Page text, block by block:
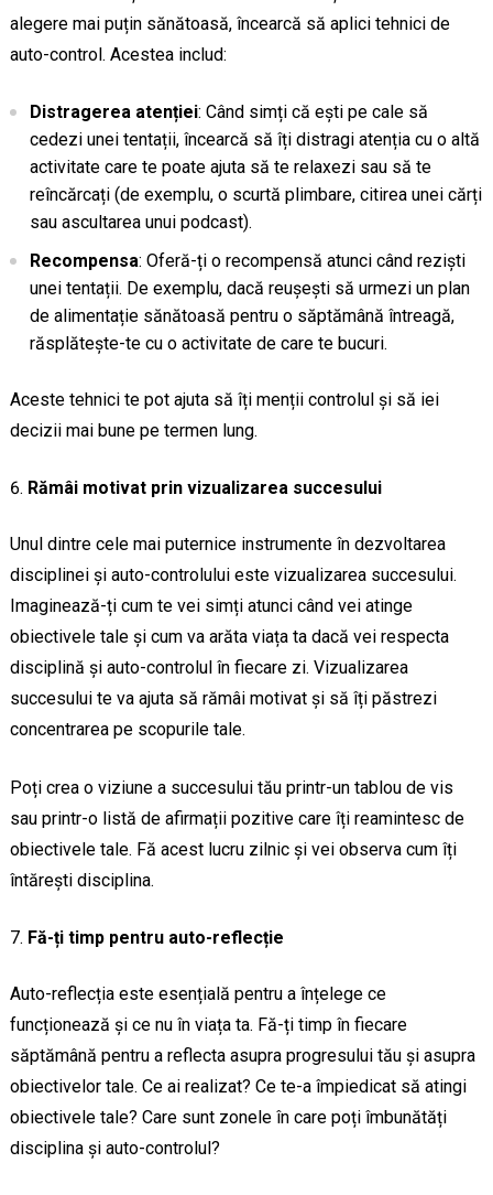
alegere mai puțin sănătoasă, încearcă să aplici tehnici de
auto-control. Acestea includ:
Distragerea atenției: Când simți că ești pe cale să
cedezi unei tentații, încearcă să îți distragi atenția cu o altă
activitate care te poate ajuta să te relaxezi sau să te
reîncărcați (de exemplu, o scurtă plimbare, citirea unei cărți
sau ascultarea unui podcast).
Recompensa: Oferă-ți o recompensă atunci când reziști
unei tentații. De exemplu, dacă reușești să urmezi un plan
de alimentație sănătoasă pentru o săptămână întreagă,
răsplătește-te cu o activitate de care te bucuri.
Aceste tehnici te pot ajuta să îți menții controlul și să iei
decizii mai bune pe termen lung.
Rămâi motivat prin vizualizarea succesului
Unul dintre cele mai puternice instrumente în dezvoltarea
disciplinei și auto-controlului este vizualizarea succesului.
Imaginează-ți cum te vei simți atunci când vei atinge
obiectivele tale și cum va arăta viața ta dacă vei respecta
disciplină și auto-controlul în fiecare zi. Vizualizarea
succesului te va ajuta să rămâi motivat și să îți păstrezi
concentrarea pe scopurile tale.
Poți crea o viziune a succesului tău printr-un tablou de vis
sau printr-o listă de afirmații pozitive care îți reamintesc de
obiectivele tale. Fă acest lucru zilnic și vei observa cum îți
întărești disciplina.
Fă-ți timp pentru auto-reflecție
Auto-reflecția este esențială pentru a înțelege ce
funcționează și ce nu în viața ta. Fă-ți timp în fiecare
săptămână pentru a reflecta asupra progresului tău și asupra
obiectivelor tale. Ce ai realizat? Ce te-a împiedicat să atingi
obiectivele tale? Care sunt zonele în care poți îmbunătăți
disciplina și auto-controlul?